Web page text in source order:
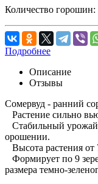
Количество горошин:
Подробнее
Описание
Отзывы
Сомервуд - ранний
Растение сильно
Стабильный
орошении.
Высота растения от
Формирует по 9
размера темно-